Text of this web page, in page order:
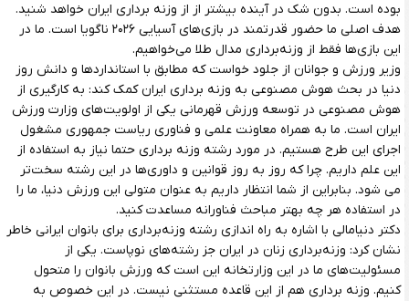
بوده است. بدون شک در آینده بیشتر از از وزنه برداری ایران خواهد شنید.
هدف اصلی ما حضور قدرتمند در بازی‌های آسیایی ۲۰۲۶ ناگویا است. ما در
این بازی‌ها فقط از وزنه‌برداری مدال طلا می‌خواهیم.
وزیر ورزش و جوانان از جلود خواست که مطابق با استانداردها و دانش روز
دنیا در بحث هوش مصنوعی به وزنه برداری ایران کمک کند: به کارگیری از
هوش مصنوعی در توسعه ورزش قهرمانی یکی از اولویت‌های وزارت ورزش
ایران است. ما به همراه معاونت علمی و فناوری ریاست جمهوری مشغول
اجرای این طرح هستیم. در مورد رشته وزنه برداری حتما نیاز به استفاده از
این علم داریم. چرا که روز به روز قوانین و داوری‌ها در این رشته سخت‌تر
می شود. بنابراین از شما انتظار داریم به عنوان متولی این ورزش دنیا، ما را
در استفاده هر چه بهتر مباحث فناورانه مساعدت کنید.
دکتر دنیامالی با اشاره به راه اندازی رشته وزنه‌برداری برای بانوان ایرانی خاطر
نشان کرد: وزنه‌برداری زنان در ایران جز رشته‌های نوپاست. یکی از
مسئولیت‌های ما در این وزارتخانه این است که ورزش بانوان را متحول
کنیم. وزنه برداری هم از این قاعده مستثنی نیست. در این خصوص به